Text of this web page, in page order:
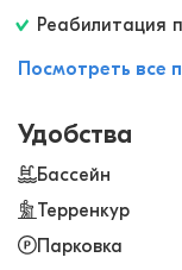
Реабилитация
Посмотреть все
Удобства
Бассейн
Терренкур
Парковка